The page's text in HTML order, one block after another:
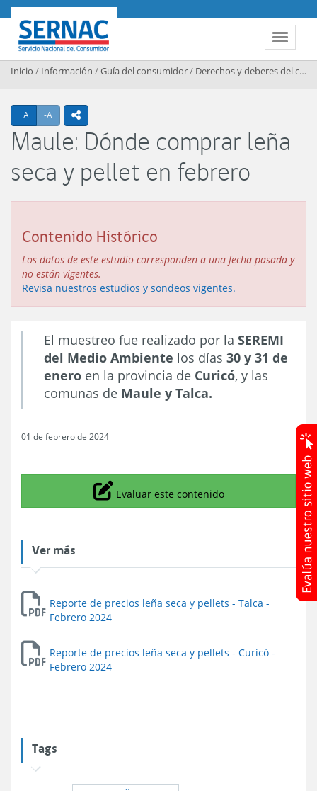
Contenido principal
Toggle
SERNAC
Inicio / Información /Guía del consumidor/ Derechos y deberes del consumidor
+A Agrandar texto
-A Achicar textoicono compartir
Maule: Dónde comprar leña
seca y pellet en febrero
Contenido Histórico
Los datos de este estudio corresponden a una fecha pasada y
no están vigentes.
Revisa nuestros estudios y sondeos vigentes.
El muestreo fue realizado por la SEREMI
del Medio Ambiente los días 30 y 31 de
enero en la provincia de Curicó, y las
comunas de Maule y Talca.
01 de febrero de 2024
Icono
Evaluar este contenido
Ver más
Reporte de precios leña seca y pellets - Talca -
Febrero 2024
Reporte de precios leña seca y pellets - Curicó -
Febrero 2024
Tags